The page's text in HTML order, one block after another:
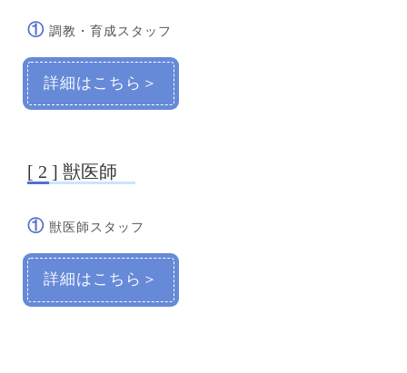
① 調教・育成スタッフ
詳細はこちら＞
[ 2 ] 獣医師
① 獣医師スタッフ
詳細はこちら＞